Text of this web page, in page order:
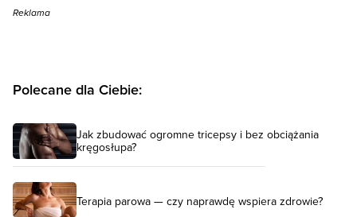
Reklama
Polecane dla Ciebie:
Jak zbudować ogromne tricepsy i bez obciążania
kręgosłupa?
Terapia parowa — czy naprawdę wspiera zdrowie?